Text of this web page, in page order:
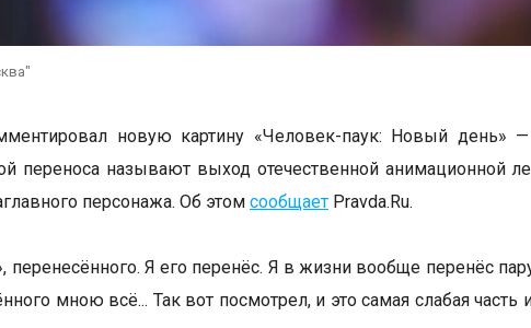
новую картину «Человек-паук: Новый день»
переноса называют выход отечественной анимационной
персонажа. Об этом сообщает Pravda.Ru.
перенесённого. Я его перенёс. Я в жизни вообще перенёс
мною всё... Так вот посмотрел, и это самая слабая